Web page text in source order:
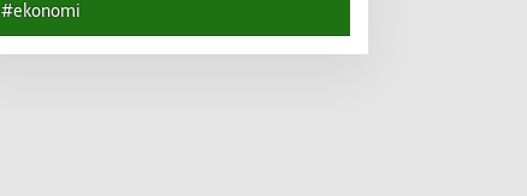
#ekonomi